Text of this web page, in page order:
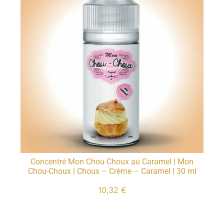
Concentré Mon Chou-Choux au Caramel | Mon
Chou-Choux | Choux – Crème – Caramel | 30 ml
10,32 €